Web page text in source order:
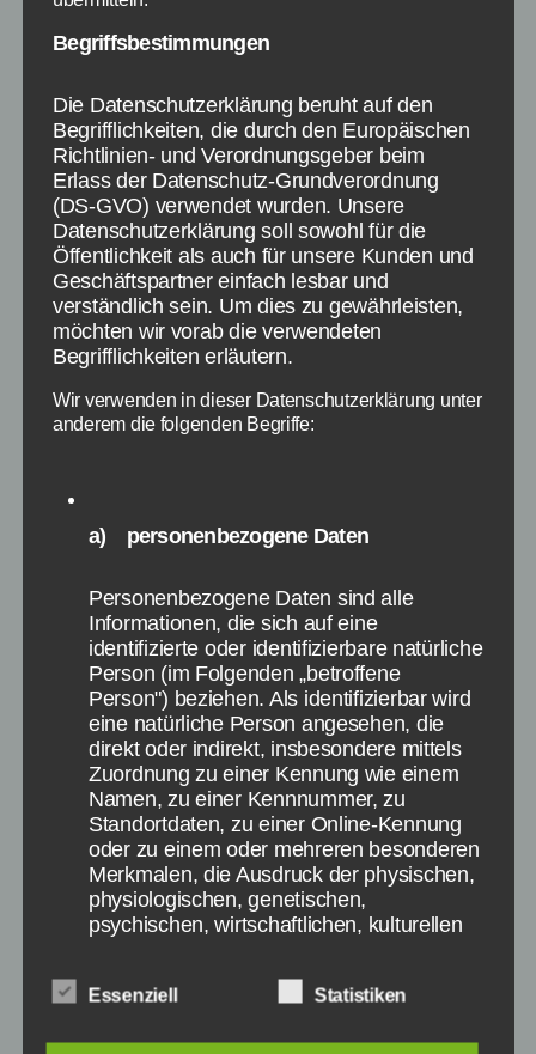
Eine für Mobilgeräte optimierte Websites wird ab
dem 21. April 2015 als Rankingfaktor bei Google
gewertet
Wie Google jetzt bekanntgegeben hat, wird
mobiles Webdesign bzw. für mobile Geräte
optimierte Websites zum Rankingfaktor. Ab
dem 21. April 2015 soll dies dann Bestandteil
der Rankingfaktoren sein und die mobilen
Suchergebnissen betreffen. Nun müssen viele
nur das Responsive Design, sondern auch […]
Kategorien
DIGITALE WELT INTERNET
YouTube für Kinder:
Mehr Kontrolle für Eltern
Beitragsautor
VonPaul Stelzer Veröffentlichungsdatum
21. Februar 2015
Begriffsbestimmungen
Die Datenschutzerklärung beruht auf den
Begrifflichkeiten, die durch den Europäischen
Richtlinien- und Verordnungsgeber beim
Erlass der Datenschutz-Grundverordnung
(DS-GVO) verwendet wurden. Unsere
Datenschutzerklärung soll sowohl für die
Öffentlichkeit als auch für unsere Kunden und
Geschäftspartner einfach lesbar und
verständlich sein. Um dies zu gewährleisten,
möchten wir vorab die verwendeten
Begrifflichkeiten erläutern.
Wir verwenden in dieser Datenschutzerklärung unter
anderem die folgenden Begriffe:
a) personenbezogene Daten
Personenbezogene Daten sind alle
Informationen, die sich auf eine
identifizierte oder identifizierbare natürliche
Person (im Folgenden „betroffene
Person") beziehen. Als identifizierbar wird
eine natürliche Person angesehen, die
direkt oder indirekt, insbesondere mittels
Zuordnung zu einer Kennung wie einem
Namen, zu einer Kennnummer, zu
Standortdaten, zu einer Online-Kennung
oder zu einem oder mehreren besonderen
Merkmalen, die Ausdruck der physischen,
physiologischen, genetischen,
psychischen, wirtschaftlichen, kulturellen
Person sind, identifiziert werden kann.
Essenziell Statistiken